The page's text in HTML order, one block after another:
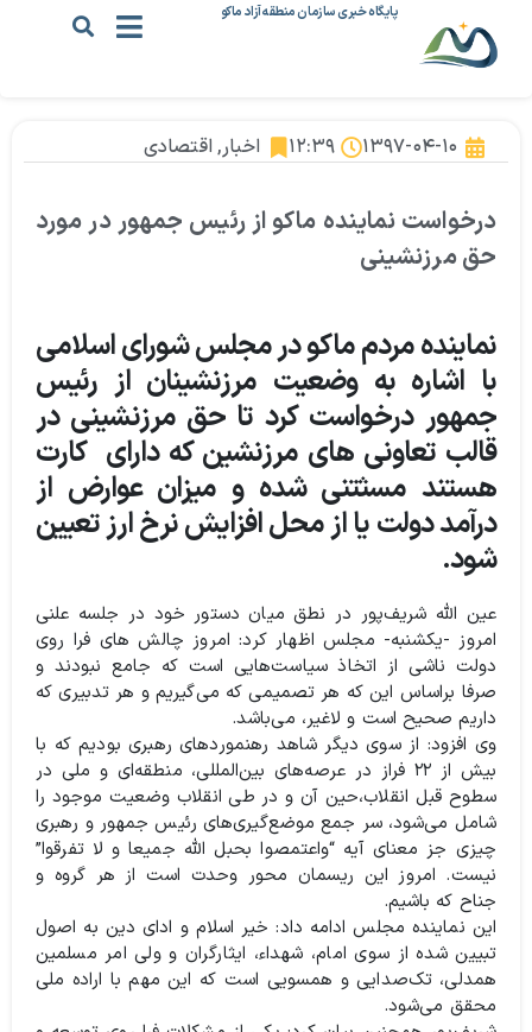
پایگاه خبری سازمان منطقه آزاد ماکو
۱۳۹۷-۰۴-۱۰ ۱۲:۳۹ اخبار, اقتصادی
درخواست نماینده ماکو از رئیس جمهور در مورد
حق مرزنشینی
نماینده مردم ماکو در مجلس شورای اسلامی
با اشاره به وضعیت مرزنشینان از رئیس
جمهور درخواست کرد تا حق مرزنشینی در
قالب تعاونی های مرزنشین که دارای کارت
هستند مسثتنی شده و میزان عوارض از
درآمد دولت یا از محل افزایش نرخ ارز تعیین
شود.
عین الله شریف‌پور در نطق میان دستور خود در جلسه علنی
امروز -یکشنبه- مجلس اظهار کرد: امروز چالش های فرا روی
دولت ناشی از اتخاذ سیاست‌هایی است که جامع نبودند و
صرفا براساس این که هر تصمیمی که می‌گیریم و هر تدبیری که
داریم صحیح است و لاغیر،‌ می‌باشد.
وی افزود: از سوی دیگر شاهد رهنموردهای رهبری بودیم که با
بیش‌ از ۲۲ فراز در عرصه‌های بین‌المللی،‌ منطقه‌ای و ملی در
سطوح قبل انقلاب،‌حین آن و در طی انقلاب وضعیت موجود را
شامل می‌شود، سر جمع موضع‌گیری‌های رئیس جمهور و رهبری
چیزی جز معنای آیه “واعتمصوا بحبل الله جمیعا و لا تفرقوا”
نیست. امروز این ریسمان محور وحدت است از هر گروه و
جناح که باشیم.
این نماینده مجلس ادامه داد: خیر اسلام و ادای دین به اصول
تبیین شده از سوی امام، شهداء، ایثارگران و ولی امر مسلمین
همدلی،‌ تک‌صدایی و همسویی است که این مهم با اراده ملی
محقق می‌شود.